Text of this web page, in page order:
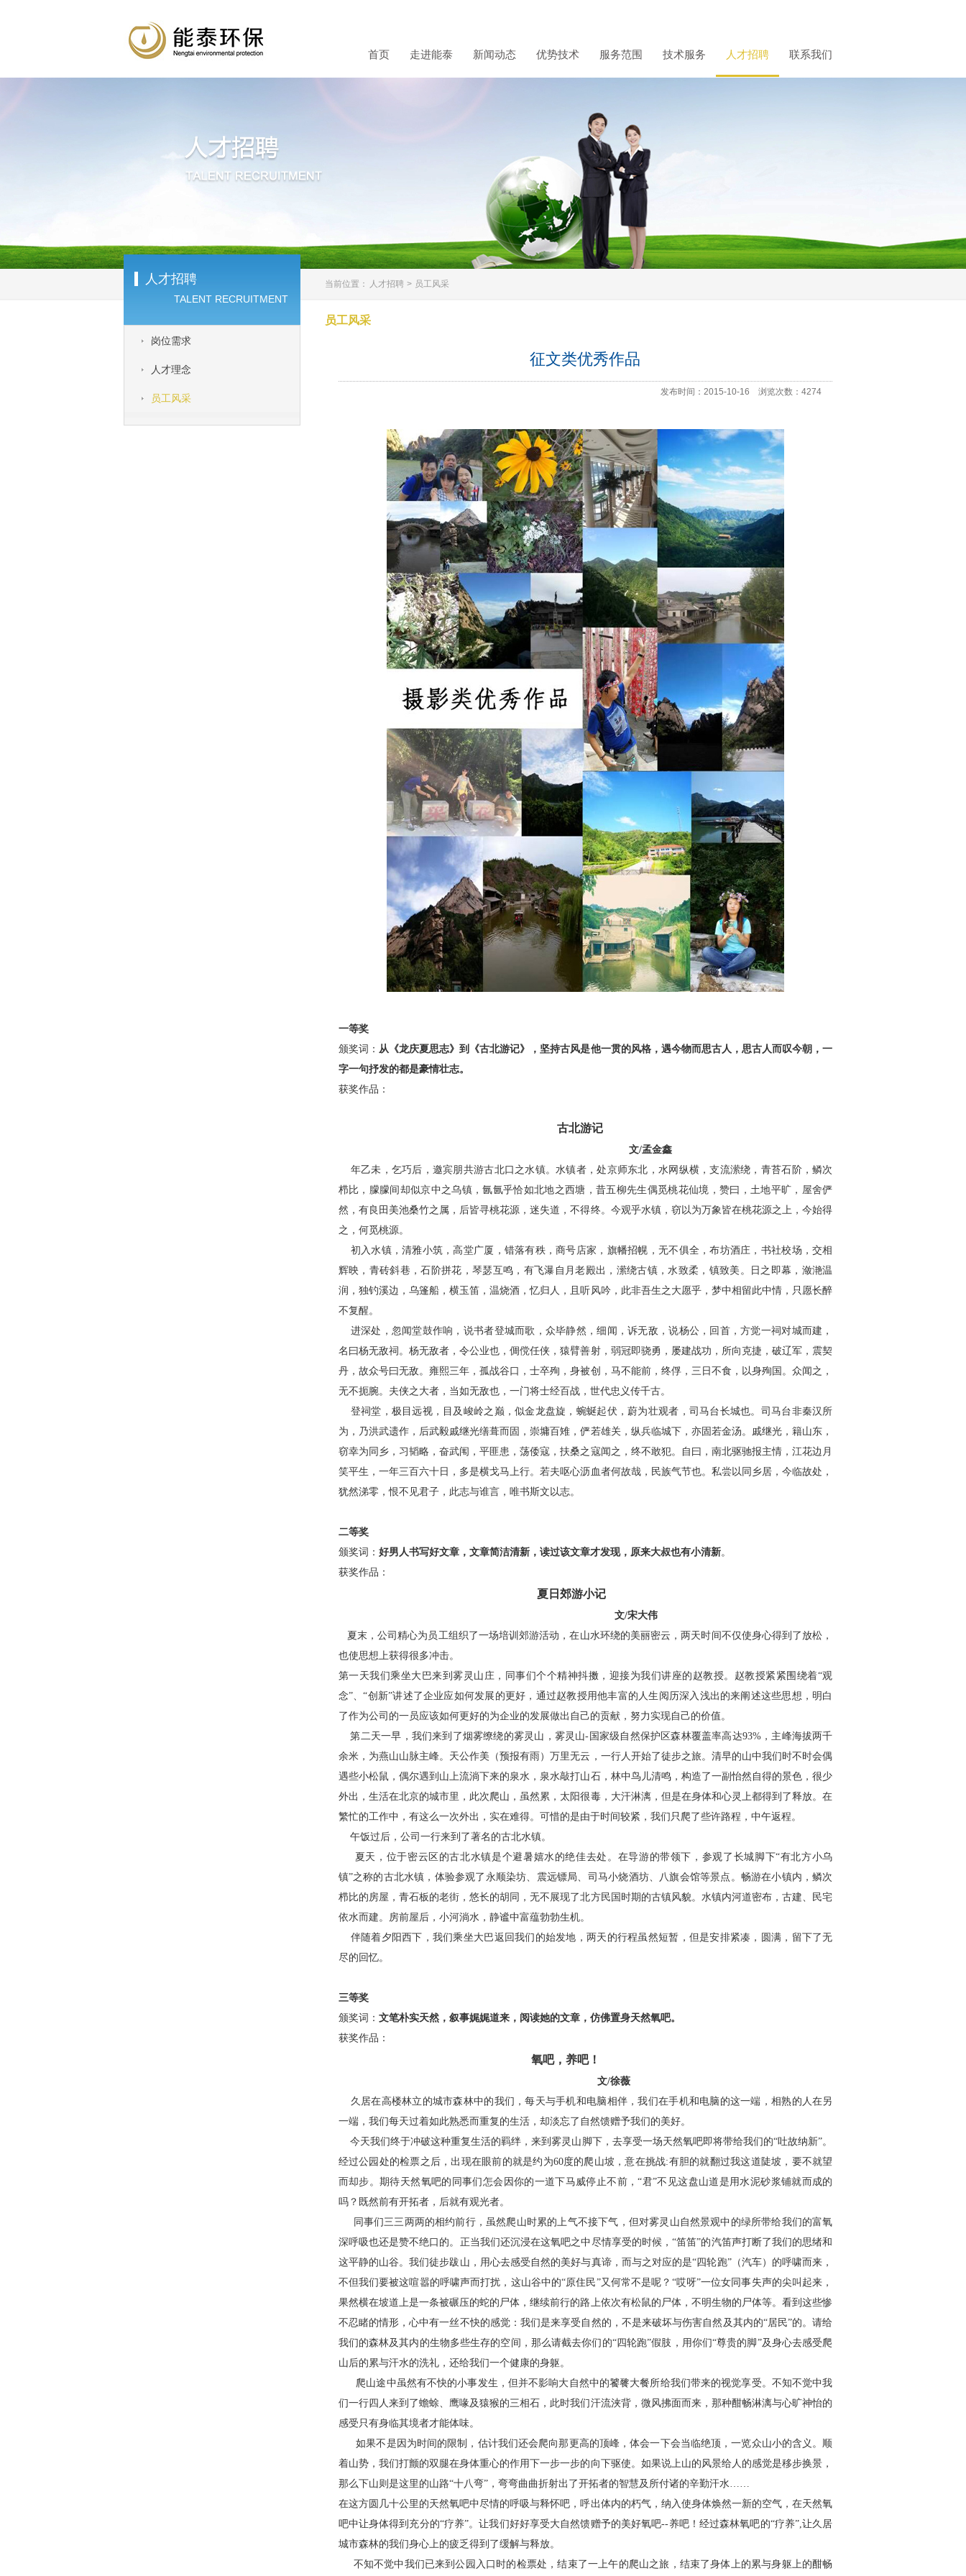
首页 走进能泰 新闻动态 优势技术 服务范围 技术服务 人才招聘 联系我们
人才招聘
TALENT RECRUITMENT
岗位需求
人才理念
员工风采
当前位置： 人才招聘 > 员工风采
员工风采
征文类优秀作品
发布时间：2015-10-16 浏览次数：4274
一等奖
颁奖词： 从《龙庆夏思志》到《古北游记》，坚持古风是他一贯的风格，遇今物而思古人，思古人而叹今朝，一
字一句抒发的都是豪情壮志。
获奖作品：
古北游记
文/孟金鑫
年乙未，乞巧后，邀宾朋共游古北口之水镇。水镇者，处京师东北，水网纵横，支流潆绕，青苔石阶，鳞次
栉比，朦朦间却似京中之乌镇，氤氤乎恰如北地之西塘，昔五柳先生偶觅桃花仙境，赞曰，土地平旷，屋舍俨
然，有良田美池桑竹之属，后皆寻桃花源，迷失道，不得终。今观乎水镇，窃以为万象皆在桃花源之上，今始得
之，何觅桃源。
初入水镇，清雅小筑，高堂广厦，错落有秩，商号店家，旗幡招幌，无不俱全，布坊酒庄，书社校场，交相
辉映，青砖斜巷，石阶拼花，琴瑟互鸣，有飞瀑自月老殿出，潆绕古镇，水致柔，镇致美。日之即幕，潋滟温
润，独钓溪边，乌篷船，横玉笛，温烧酒，忆归人，且听风吟，此非吾生之大愿乎，梦中相留此中情，只愿长醉
不复醒。
进深处，忽闻堂鼓作响，说书者登城而歌，众毕静然，细闻，诉无敌，说杨公，回首，方觉一祠对城而建，
名曰杨无敌祠。杨无敌者，令公业也，倜傥任侠，猿臂善射，弱冠即骁勇，屡建战功，所向克捷，破辽军，震契
丹，故众号曰无敌。雍熙三年，孤战谷口，士卒殉，身被创，马不能前，终俘，三日不食，以身殉国。众闻之，
无不扼腕。夫侠之大者，当如无敌也，一门将士经百战，世代忠义传千古。
登祠堂，极目远视，目及峻岭之巅，似金龙盘旋，蜿蜒起伏，蔚为壮观者，司马台长城也。司马台非秦汉所
为，乃洪武遗作，后武毅戚继光缮葺而固，崇墉百雉，俨若雄关，纵兵临城下，亦固若金汤。戚继光，籍山东，
窃幸为同乡，习韬略，奋武闱，平匪患，荡倭寇，扶桑之寇闻之，终不敢犯。自曰，南北驱驰报主情，江花边月
笑平生，一年三百六十日，多是横戈马上行。若夫呕心沥血者何故哉，民族气节也。私尝以同乡居，今临故处，
犹然涕零，恨不见君子，此志与谁言，唯书斯文以志。
二等奖
颁奖词： 好男人书写好文章，文章简洁清新，读过该文章才发现，原来大叔也有小清新。
获奖作品：
夏日郊游小记
文/宋大伟
夏末，公司精心为员工组织了一场培训郊游活动，在山水环绕的美丽密云，两天时间不仅使身心得到了放松，
也使思想上获得很多冲击。
第一天我们乘坐大巴来到雾灵山庄，同事们个个精神抖擞，迎接为我们讲座的赵教授。赵教授紧紧围绕着“观
念”、“创新”讲述了企业应如何发展的更好，通过赵教授用他丰富的人生阅历深入浅出的来阐述这些思想，明白
了作为公司的一员应该如何更好的为企业的发展做出自己的贡献，努力实现自己的价值。
第二天一早，我们来到了烟雾缭绕的雾灵山，雾灵山-国家级自然保护区森林覆盖率高达93%，主峰海拔两千
余米，为燕山山脉主峰。天公作美（预报有雨）万里无云，一行人开始了徒步之旅。清早的山中我们时不时会偶
遇些小松鼠，偶尔遇到山上流淌下来的泉水，泉水敲打山石，林中鸟儿清鸣，构造了一副怡然自得的景色，很少
外出，生活在北京的城市里，此次爬山，虽然累，太阳很毒，大汗淋漓，但是在身体和心灵上都得到了释放。在
繁忙的工作中，有这么一次外出，实在难得。可惜的是由于时间较紧，我们只爬了些许路程，中午返程。
午饭过后，公司一行来到了著名的古北水镇。
夏天，位于密云区的古北水镇是个避暑嬉水的绝佳去处。在导游的带领下，参观了长城脚下“有北方小乌
镇”之称的古北水镇，体验参观了永顺染坊、震远镖局、司马小烧酒坊、八旗会馆等景点。畅游在小镇内，鳞次
栉比的房屋，青石板的老街，悠长的胡同，无不展现了北方民国时期的古镇风貌。水镇内河道密布，古建、民宅
依水而建。房前屋后，小河淌水，静谧中富蕴勃勃生机。
伴随着夕阳西下，我们乘坐大巴返回我们的始发地，两天的行程虽然短暂，但是安排紧凑，圆满，留下了无
尽的回忆。
三等奖
颁奖词： 文笔朴实天然，叙事娓娓道来，阅读她的文章，仿佛置身天然氧吧。
获奖作品：
氧吧，养吧！
文/徐薇
久居在高楼林立的城市森林中的我们，每天与手机和电脑相伴，我们在手机和电脑的这一端，相熟的人在另
一端，我们每天过着如此熟悉而重复的生活，却淡忘了自然馈赠予我们的美好。
今天我们终于冲破这种重复生活的羁绊，来到雾灵山脚下，去享受一场天然氧吧即将带给我们的“吐故纳新”。
经过公园处的检票之后，出现在眼前的就是约为60度的爬山坡，意在挑战:有胆的就翻过我这道陡坡，要不就望
而却步。期待天然氧吧的同事们怎会因你的一道下马威停止不前，“君”不见这盘山道是用水泥砂浆铺就而成的
吗？既然前有开拓者，后就有观光者。
同事们三三两两的相约前行，虽然爬山时累的上气不接下气，但对雾灵山自然景观中的绿所带给我们的富氧
深呼吸也还是赞不绝口的。正当我们还沉浸在这氧吧之中尽情享受的时候，“笛笛”的汽笛声打断了我们的思绪和
这平静的山谷。我们徒步跋山，用心去感受自然的美好与真谛，而与之对应的是“四轮跑”（汽车）的呼啸而来，
不但我们要被这喧嚣的呼啸声而打扰，这山谷中的“原住民”又何常不是呢？“哎呀”一位女同事失声的尖叫起来，
果然横在坡道上是一条被碾压的蛇的尸体，继续前行的路上依次有松鼠的尸体，不明生物的尸体等。看到这些惨
不忍睹的情形，心中有一丝不快的感觉：我们是来享受自然的，不是来破坏与伤害自然及其内的“居民”的。请给
我们的森林及其内的生物多些生存的空间，那么请截去你们的“四轮跑”假肢，用你们“尊贵的脚”及身心去感受爬
山后的累与汗水的洗礼，还给我们一个健康的身躯。
爬山途中虽然有不快的小事发生，但并不影响大自然中的饕餮大餐所给我们带来的视觉享受。不知不觉中我
们一行四人来到了蟾蜍、鹰喙及猿猴的三相石，此时我们汗流浃背，微风拂面而来，那种酣畅淋漓与心旷神怡的
感受只有身临其境者才能体味。
如果不是因为时间的限制，估计我们还会爬向那更高的顶峰，体会一下会当临绝顶，一览众山小的含义。顺
着山势，我们打颤的双腿在身体重心的作用下一步一步的向下驱使。如果说上山的风景给人的感觉是移步换景，
那么下山则是这里的山路“十八弯”，弯弯曲曲折射出了开拓者的智慧及所付诸的辛勤汗水……
在这方圆几十公里的天然氧吧中尽情的呼吸与释怀吧，呼出体内的朽气，纳入使身体焕然一新的空气，在天然氧
吧中让身体得到充分的“疗养”。让我们好好享受大自然馈赠予的美好氧吧--养吧！经过森林氧吧的“疗养”,让久居
城市森林的我们身心上的疲乏得到了缓解与释放。
不知不觉中我们已来到公园入口时的检票处，结束了一上午的爬山之旅，结束了身体上的累与身躯上的酣畅